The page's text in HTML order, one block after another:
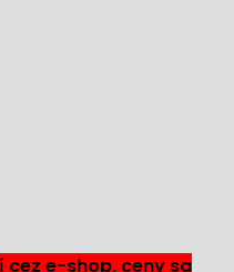
cez e-shop, ceny sa